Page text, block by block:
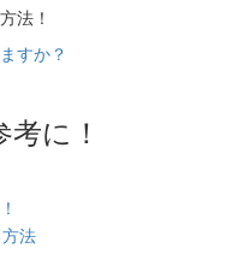
法！
すか？
に！